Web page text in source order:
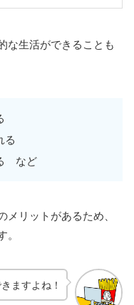
な生活ができることも
る
など
メリットがあるため、
。
ますよね！